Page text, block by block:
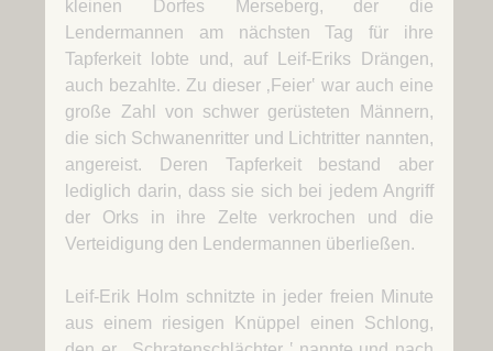
kleinen Dorfes Merseberg, der die
Lendermannen am nächsten Tag für ihre
Tapferkeit lobte und, auf Leif-Eriks Drängen,
auch bezahlte. Zu dieser ‚Feier‛ war auch eine
große Zahl von schwer gerüsteten Männern,
die sich Schwanenritter und Lichtritter nannten,
angereist. Deren Tapferkeit bestand aber
lediglich darin, dass sie sich bei jedem Angriff
der Orks in ihre Zelte verkrochen und die
Verteidigung den Lendermannen überließen.
Leif-Erik Holm schnitzte in jeder freien Minute
aus einem riesigen Knüppel einen Schlong,